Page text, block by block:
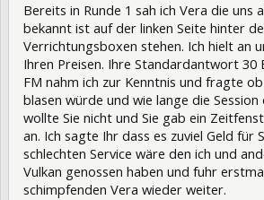
Bereits in Runde 1 sah ich Vera die uns
bekannt ist auf der linken Seite hinter
Verrichtungsboxen stehen. Ich hielt an
Ihren Preisen. Ihre Standardantwort 30
FM nahm ich zur Kenntnis und fragte
blasen würde und wie lange die Session
wollte Sie nicht und Sie gab ein
an. Ich sagte Ihr dass es zuviel Geld für
schlechten Service wäre den ich und
Vulkan genossen haben und fuhr
schimpfenden Vera wieder weiter.